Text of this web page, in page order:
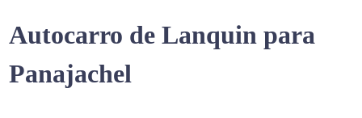
Autocarro de Lanquin para
Panajachel